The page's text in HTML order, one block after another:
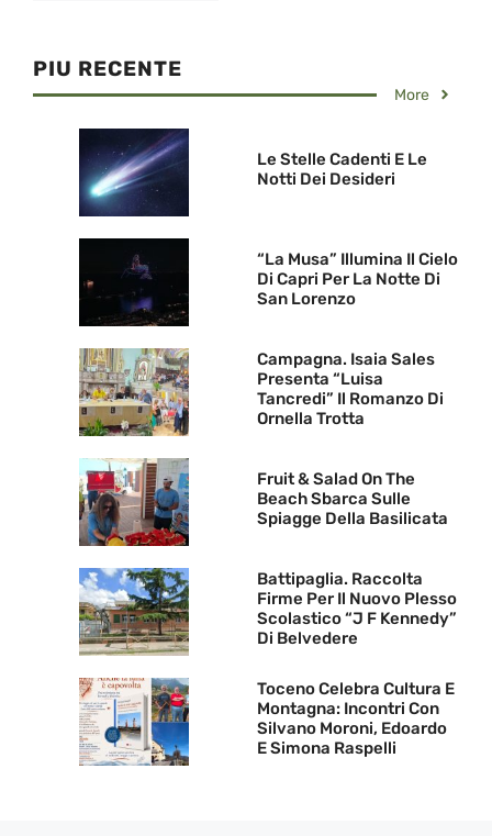
PIU RECENTE
More
Le Stelle Cadenti E Le
Notti Dei Desideri
“La Musa” Illumina Il Cielo
Di Capri Per La Notte Di
San Lorenzo
Campagna. Isaia Sales
Presenta “Luisa
Tancredi” Il Romanzo Di
Ornella Trotta
Fruit & Salad On The
Beach Sbarca Sulle
Spiagge Della Basilicata
Battipaglia. Raccolta
Firme Per Il Nuovo Plesso
Scolastico “J F Kennedy”
Di Belvedere
Toceno Celebra Cultura E
Montagna: Incontri Con
Silvano Moroni, Edoardo
E Simona Raspelli